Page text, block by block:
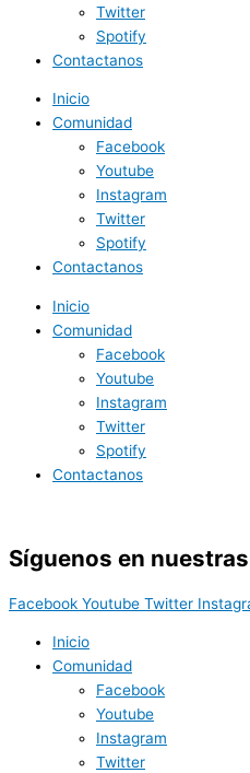
Twitter
Spotify
Contactanos
Inicio
Comunidad
Facebook
Youtube
Instagram
Twitter
Spotify
Contactanos
Inicio
Comunidad
Facebook
Youtube
Instagram
Twitter
Spotify
Contactanos
Síguenos en
Facebook Youtube Twitter
Inicio
Comunidad
Facebook
Youtube
Instagram
Twitter